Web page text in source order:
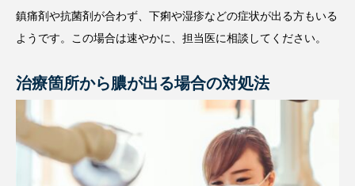
鎮痛剤や抗菌剤が合わず、下痢や湿疹などの症状が出る方もいる
ようです。この場合は速やかに、担当医に相談してください。
治療箇所から膿が出る場合の対処法